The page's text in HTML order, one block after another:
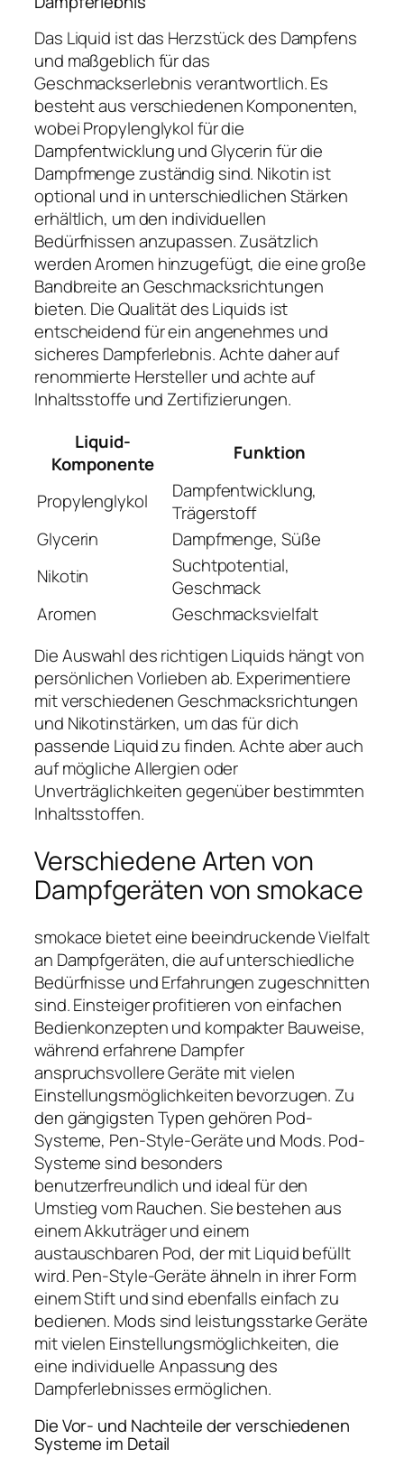
Das Liquid ist das Herzstück des Dampfens
und maßgeblich für das
Geschmackserlebnis verantwortlich. Es
besteht aus verschiedenen Komponenten,
wobei Propylenglykol für die
Dampfentwicklung und Glycerin für die
Dampfmenge zuständig sind. Nikotin ist
optional und in unterschiedlichen Stärken
erhältlich, um den individuellen
Bedürfnissen anzupassen. Zusätzlich
werden Aromen hinzugefügt, die eine große
Bandbreite an Geschmacksrichtungen
bieten. Die Qualität des Liquids ist
entscheidend für ein angenehmes und
sicheres Dampferlebnis. Achte daher auf
renommierte Hersteller und achte auf
Inhaltsstoffe und Zertifizierungen.
Liquid-
Komponente
Funktion
Propylenglykol
Dampfentwicklung,
Trägerstoff
Glycerin
Dampfmenge, Süße
Nikotin
Suchtpotential,
Geschmack
Aromen
Geschmacksvielfalt
Die Auswahl des richtigen Liquids hängt von
persönlichen Vorlieben ab. Experimentiere
mit verschiedenen Geschmacksrichtungen
und Nikotinstärken, um das für dich
passende Liquid zu finden. Achte aber auch
auf mögliche Allergien oder
Unverträglichkeiten gegenüber bestimmten
Inhaltsstoffen.
Verschiedene Arten von
Dampfgeräten von smokace
smokace bietet eine beeindruckende Vielfalt
an Dampfgeräten, die auf unterschiedliche
Bedürfnisse und Erfahrungen zugeschnitten
sind. Einsteiger profitieren von einfachen
Bedienkonzepten und kompakter Bauweise,
während erfahrene Dampfer
anspruchsvollere Geräte mit vielen
Einstellungsmöglichkeiten bevorzugen. Zu
den gängigsten Typen gehören Pod-
Systeme, Pen-Style-Geräte und Mods. Pod-
Systeme sind besonders
benutzerfreundlich und ideal für den
Umstieg vom Rauchen. Sie bestehen aus
einem Akkuträger und einem
austauschbaren Pod, der mit Liquid befüllt
wird. Pen-Style-Geräte ähneln in ihrer Form
einem Stift und sind ebenfalls einfach zu
bedienen. Mods sind leistungsstarke Geräte
mit vielen Einstellungsmöglichkeiten, die
eine individuelle Anpassung des
Dampferlebnisses ermöglichen.
Die Vor- und Nachteile der verschiedenen
Systeme im Detail